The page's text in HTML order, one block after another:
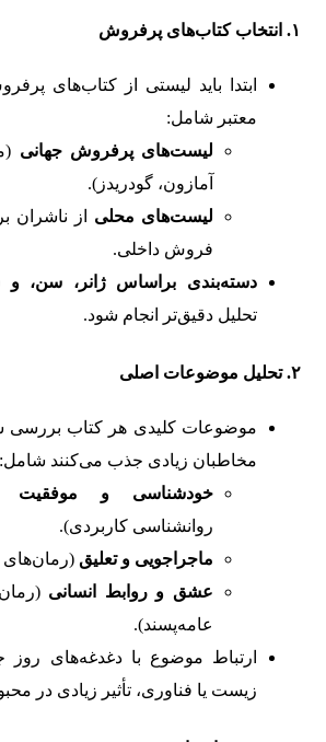
۱. انتخاب کتاب‌های پرفروش
ابتدا باید لیستی از کتاب‌های
معتبر شامل:
لیست‌های پرفروش جهانی
آمازون، گودریدز).
لیست‌های محلی از ناشران
فروش داخلی.
دسته‌بندی براساس ژانر، سن،
تحلیل دقیق‌تر انجام شود.
۲. تحلیل موضوعات اصلی
موضوعات کلیدی هر کتاب بررسی
مخاطبان زیادی جذب می‌کنند شامل:
خودشناسی و موفقیت
روانشناسی کاربردی).
ماجراجویی و تعلیق (رمان‌های
عشق و روابط انسانی
عامه‌پسند).
ارتباط موضوع با دغدغه‌های روز
زیست یا فناوری، تأثیر زیادی در